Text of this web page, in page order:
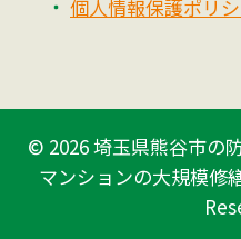
個人情報保護ポリ
© 2026埼玉県熊谷市の
マンションの大規模修